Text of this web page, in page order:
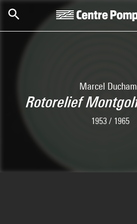
Centre Pompidou
Marcel
Rotorelief
1953 / 1965